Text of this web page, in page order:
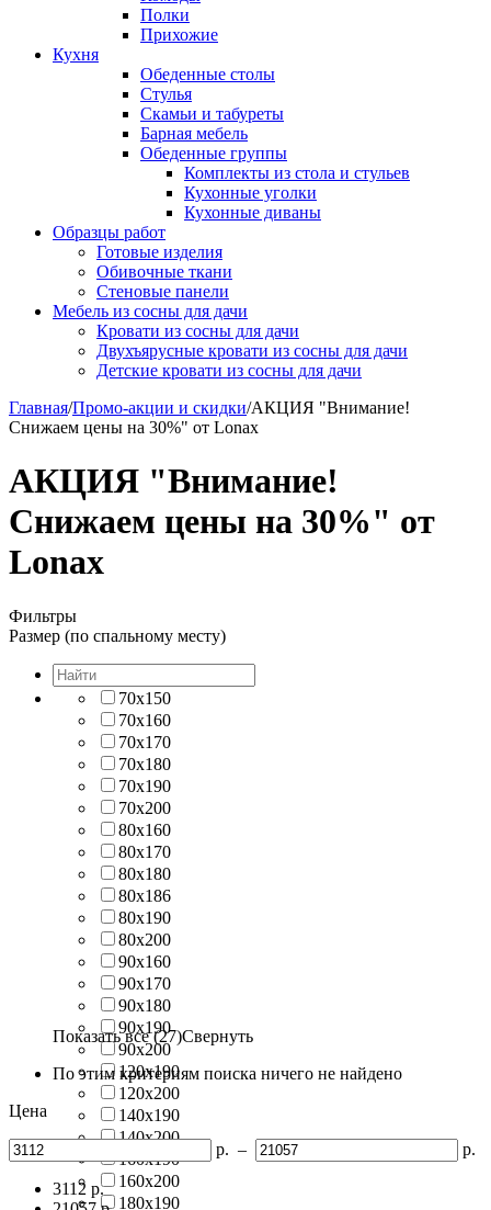
Полки
Прихожие
Кухня
Обеденные столы
Стулья
Скамьи и табуреты
Барная мебель
Обеденные группы
Комплекты из стола и стульев
Кухонные уголки
Кухонные диваны
Образцы работ
Готовые изделия
Обивочные ткани
Стеновые панели
Мебель из сосны для дачи
Кровати из сосны для дачи
Двухъярусные кровати из сосны для дачи
Детские кровати из сосны для дачи
Главная/Промо-акции и скидки/АКЦИЯ "Внимание!
Снижаем цены на 30%" от Lonax
АКЦИЯ "Внимание!
Снижаем цены на 30%" от
Lonax
Фильтры
Размер (по спальному месту)
70х150
70х160
70х170
70х180
70х190
70х200
80х160
80х170
80х180
80х186
80х190
80х200
90х160
90х170
90х180
90х190
90х200
120х190
120х200
140х190
140х200
160х190
160х200
180х190
Показать все (27)Свернуть
По этим критериям поиска ничего не найдено
Цена
р. – р.
3112 р.